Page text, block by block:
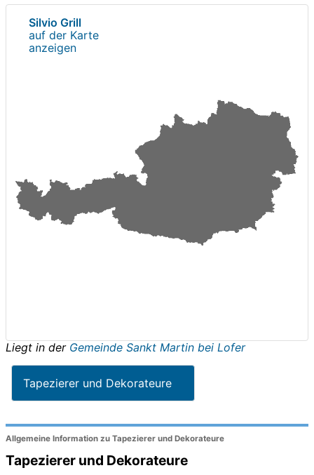
Silvio Grill
auf der Karte
anzeigen
Liegt in der Gemeinde Sankt Martin bei Lofer
Tapezierer und Dekorateure
Allgemeine Information zu Tapezierer und Dekorateure
Tapezierer und Dekorateure